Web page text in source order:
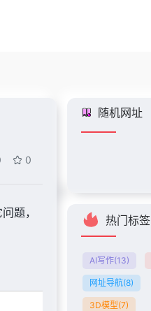
0
题，
随机网址
热门标签
AI写作(13)
网址导航(8)
3D模型(7)